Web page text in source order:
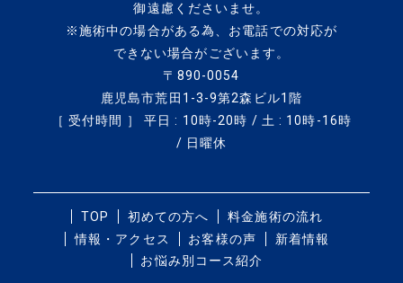
御遠慮くださいませ。
※施術中の場合がある為、 お電話での対応が
できない場合がございます。
〒890-0054
鹿児島市荒田1-3-9第2森ビル1階
［ 受付時間 ］ 平日 : 10時-20時 / 土 : 10時-16時
/ 日曜休
TOP 初めての方へ
料金施術の流れ
情報・アクセス
お客様の声
新着情報
お悩み別コース紹介